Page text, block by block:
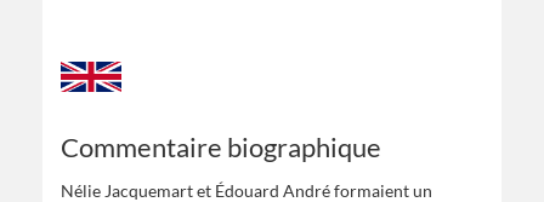
Commentaire biographique
Nélie Jacquemart et Édouard André formaient un